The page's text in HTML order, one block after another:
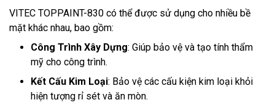
VITEC TOPPAINT-830 có thể được sử dụng cho nhiều bề
mặt khác nhau, bao gồm:
Công Trình Xây Dựng: Giúp bảo vệ và tạo tính thẩm
mỹ cho công trình.
Kết Cấu Kim Loại: Bảo vệ các cấu kiện kim loại khỏi
hiện tượng rỉ sét và ăn mòn.